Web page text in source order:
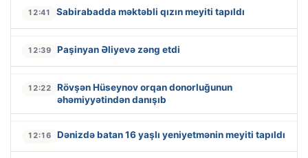
12:41 Sabirabadda məktəbli qızın meyiti tapıldı
12:39 Paşinyan Əliyevə zəng etdi
12:22
Rövşən Hüseynov orqan donorluğunun
əhəmiyyətindən danışıb
12:16 Dənizdə batan 16 yaşlı yeniyetmənin meyiti tapıldı